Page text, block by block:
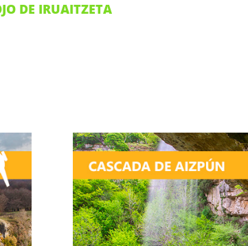
DE IRUAITZETA